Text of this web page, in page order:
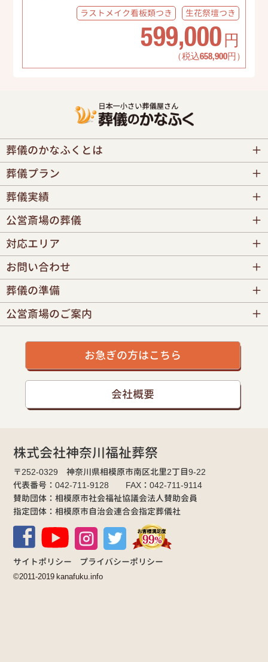
ラストメイク看板類つき 生花祭壇つき
599,000 円
（税込658,900円）
葬儀のかなふくとは
葬儀プラン
葬儀実績
公営斎場の葬儀
対応エリア
お問い合わせ
葬儀の準備
公営斎場のご案内
お急ぎの方はこちら
会社概要
株式会社神奈川福祉葬祭
〒252-0329 神奈川県相模原市南区北里2丁目9-22
代表番号：042-711-9128 FAX：042-711-9114
賛助団体：相模原市社会福祉協議会法人賛助会員
指定団体：相模原市自治会連合会指定葬儀社
サイトポリシー プライバシーポリシー
©2011-2019 kanafuku.info